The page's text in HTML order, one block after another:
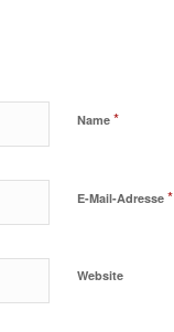
Name*
E-Mail-Adresse*
Website